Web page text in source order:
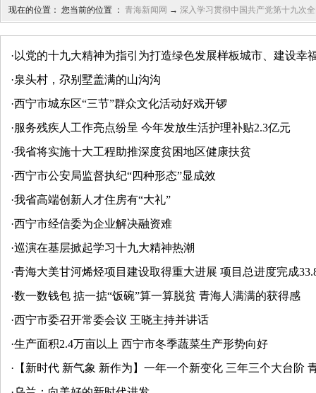
现在的位置： 您当前的位置 ： 青海新闻网 → 深入学习贯彻中国共产党第十九次
· 以党的十九大精神为指引为打造绿色发展样板城市、建设
·泉头村，尕别墅盖满的山沟沟
·西宁市城东区“三节”群众文化活动好戏开锣
·服务残疾人工作亮点纷呈 今年发放生活护理补贴2.3亿元
·我省将实施十大工程助推深度贫困地区健康扶贫
·西宁市公安局监督执纪“四种形态”显成效
·我省高端创新人才住房有“大礼”
·西宁市经信委为企业解决融资难
·巡演在基层掀起学习十九大精神热潮
·青海大美甘河烯烃项目建设取得重大进展 项目总进度完成
·数一数钱包 掂一掂“饭碗”算一算脱贫 青海人满满的获得感
·西宁市委召开常委会议 王晓主持并讲话
·生产面积2.4万亩以上 西宁市冬季蔬菜生产形势向好
· 【新时代 新气象 新作为】一年一个新变化 三年三个大台阶